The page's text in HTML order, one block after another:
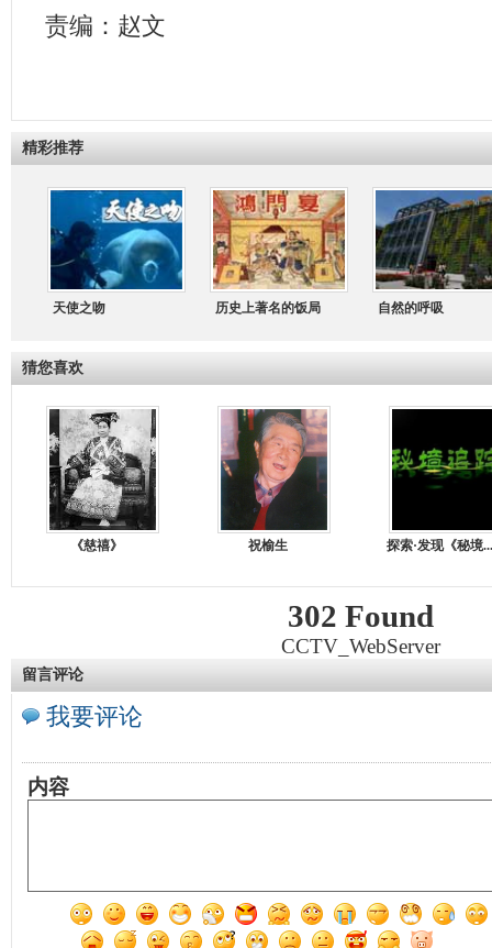
责编：赵文
精彩推荐
天使之吻 历史上著名的饭局 自然的呼吸
猜您喜欢
《慈禧》 祝榆生 探索·发现《秘境...
302 Found
CCTV_WebServer
留言评论
我要评论
内容